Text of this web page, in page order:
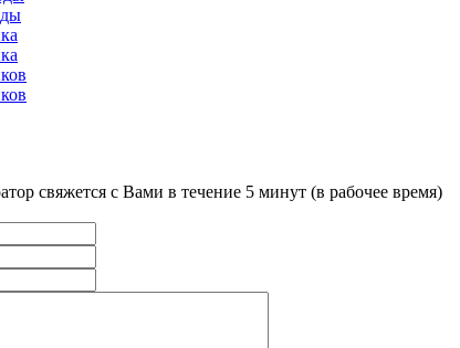
свяжется с Вами в течение 5 минут (в рабочее время)